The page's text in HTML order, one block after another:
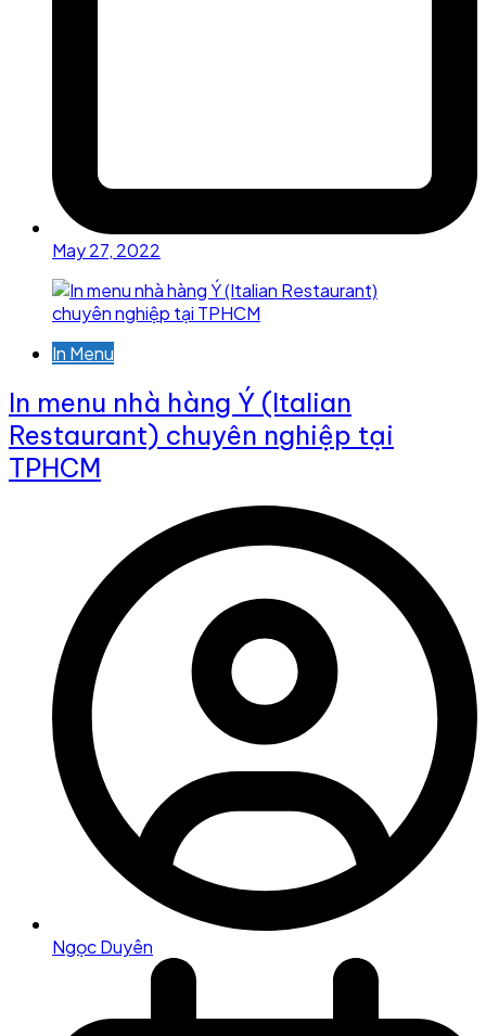
May 27, 2022
In Menu
In menu nhà hàng Ý (Italian
Restaurant) chuyên nghiệp tại
TPHCM
Ngọc Duyên